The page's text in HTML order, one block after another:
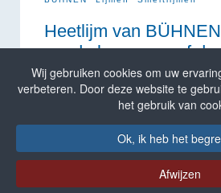
Heetlijm van
goede keuze vanaf de
BÜHNEN Klebesysteme
verschillende variaties die
verschillende
varieert van 12 mm-sticks tot
hotmelts verschillen niet alleen in
maar ook in hun
Wij gebruiken cookies om uw
verbeteren. Door deze website te
het gebruik van
Ok, ik heb het
Afwijzen